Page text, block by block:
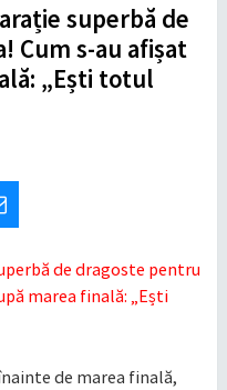
superbă de
Cum s-au afișat
„Ești totul
de marea finală,